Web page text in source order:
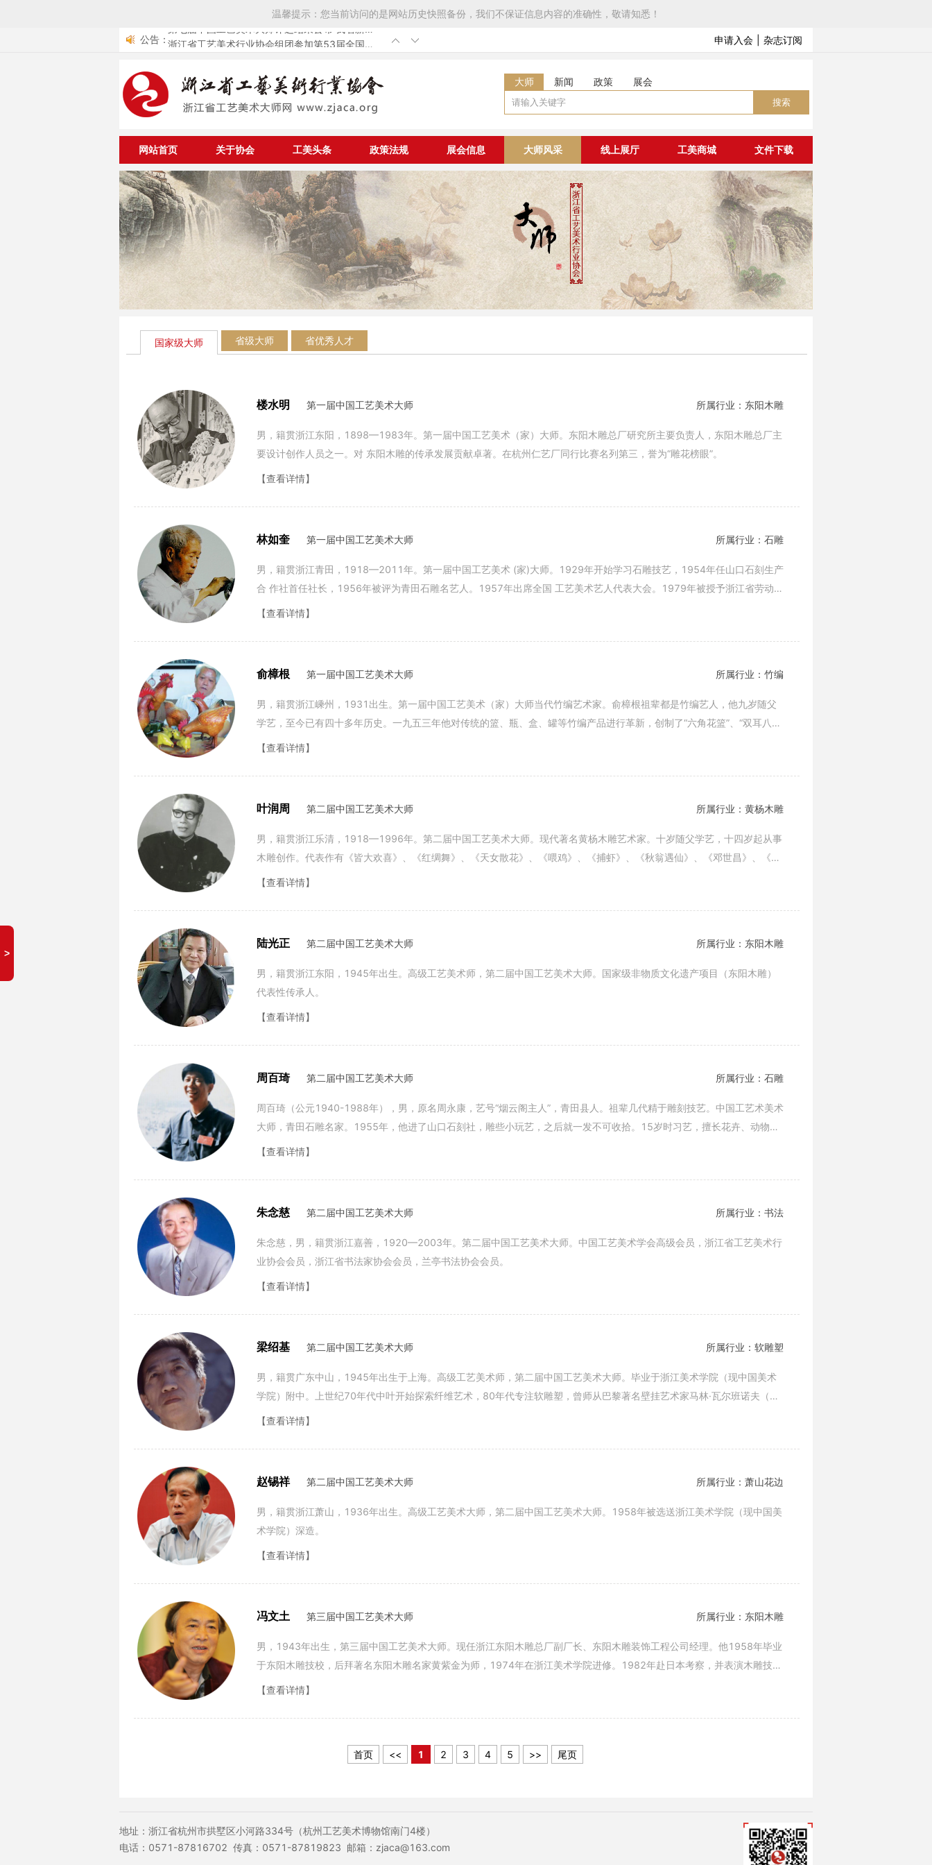
温馨提示：您当前访问的是网站历史快照备份，我们不保证信息内容的准确性，敬请知悉！
公告：浙江省工艺美术行业协会组团参加第53届全国工
艺品交易会
关于举办中华优秀传统文化传承发展工程大国非
与资助仪式的通知
术大师评选工作的通知》
关于《浙江省工艺美术行业协会章程》补充修改
的通知
第七届中国工艺美术大师评选结果公布 我省新增
10位中国工艺美术大师
申请入会 杂志订阅
大师 新闻 政策 展会
搜索
网站首页 关于协会 工美头条 政策法规 展会信息 大师风采 线上展厅 工美商城 文件下载
国家级大师 省级大师 省优秀人才
楼水明 第一届中国工艺美术大师 所属行业：东阳木雕
男，籍贯浙江东阳，1898—1983年。第一届中国工艺美术（家）大师。东阳木雕总厂研究所主要负责人，东阳木雕总厂主
要设计创作人员之一。对 东阳木雕的传承发展贡献卓著。在杭州仁艺厂同行比赛名列第三，誉为“雕花榜眼”。
【查看详情】
林如奎 第一届中国工艺美术大师 所属行业：石雕
男，籍贯浙江青田，1918—2011年。第一届中国工艺美术 (家)大师。1929年开始学习石雕技艺，1954年任山口石刻生产
合 作社首任社长，1956年被评为青田石雕名艺人。1957年出席全国 工艺美术艺人代表大会。1979年被授予浙江省劳动模
范称号。
【查看详情】
俞樟根 第一届中国工艺美术大师 所属行业：竹编
男，籍贯浙江嵊州，1931出生。第一届中国工艺美术（家）大师当代竹编艺术家。俞樟根祖辈都是竹编艺人，他九岁随父
学艺，至今已有四十多年历史。一九五三年他对传统的篮、瓶、盒、罐等竹编产品进行革新，创制了“六角花篮”、“双耳八角
罐”等新产品。
【查看详情】
叶润周 第二届中国工艺美术大师 所属行业：黄杨木雕
男，籍贯浙江乐清，1918—1996年。第二届中国工艺美术大师。现代著名黄杨木雕艺术家。十岁随父学艺，十四岁起从事
木雕创作。代表作有《皆大欢喜》、《红绸舞》、《天女散花》、《喂鸡》、《捕虾》、《秋翁遇仙》、《邓世昌》、《一
线情深》、《钟馗压邪》、《携袋弥勒》等
【查看详情】
陆光正 第二届中国工艺美术大师 所属行业：东阳木雕
男，籍贯浙江东阳，1945年出生。高级工艺美术师，第二届中国工艺美术大师。国家级非物质文化遗产项目（东阳木雕）
代表性传承人。
【查看详情】
周百琦 第二届中国工艺美术大师 所属行业：石雕
周百琦（公元1940-1988年），男，原名周永康，艺号“烟云阁主人”，青田县人。祖辈几代精于雕刻技艺。中国工艺术美术
大师，青田石雕名家。1955年，他进了山口石刻社，雕些小玩艺，之后就一发不可收拾。15岁时习艺，擅长花卉、动物雕
刻。
【查看详情】
朱念慈 第二届中国工艺美术大师 所属行业：书法
朱念慈，男，籍贯浙江嘉善，1920—2003年。第二届中国工艺美术大师。中国工艺美术学会高级会员，浙江省工艺美术行
业协会会员，浙江省书法家协会会员，兰亭书法协会会员。
【查看详情】
梁绍基 第二届中国工艺美术大师 所属行业：软雕塑
男，籍贯广东中山，1945年出生于上海。高级工艺美术师，第二届中国工艺美术大师。毕业于浙江美术学院（现中国美术
学院）附中。上世纪70年代中叶开始探索纤维艺术，80年代专注软雕塑，曾师从巴黎著名壁挂艺术家马林·瓦尔班诺夫（万
曼）。
【查看详情】
赵锡祥 第二届中国工艺美术大师 所属行业：萧山花边
男，籍贯浙江萧山，1936年出生。高级工艺美术大师，第二届中国工艺美术大师。1958年被选送浙江美术学院（现中国美
术学院）深造。
【查看详情】
冯文土 第三届中国工艺美术大师 所属行业：东阳木雕
男，1943年出生，第三届中国工艺美术大师。现任浙江东阳木雕总厂副厂长、东阳木雕装饰工程公司经理。他1958年毕业
于东阳木雕技校，后拜著名东阳木雕名家黄紫金为师，1974年在浙江美术学院进修。1982年赴日本考察，并表演木雕技
艺。1988年在全国艺人代表大会上被轻工业部评为优秀工艺美术技术人员。
【查看详情】
首页 << 1 2 3 4 5 >> 尾页
地址：浙江省杭州市拱墅区小河路334号（杭州工艺美术博物馆南门4楼）
电话：0571-87816702 传真：0571-87819823 邮箱：zjaca@163.com